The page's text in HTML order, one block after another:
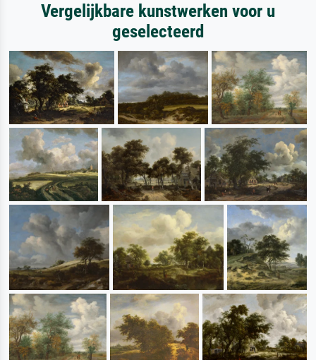
Vergelijkbare kunstwerken voor u
geselecteerd